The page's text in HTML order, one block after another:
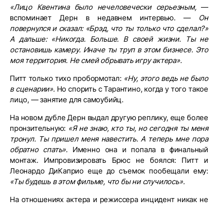
«Лицо Квентина было нечеловечески серьезным,—
вспоминает Дерн в недавнем интервью. — Он
повернулся и сказал: «Брэд, что ты только что сделал?»
А дальше: «Никогда. Больше. В своей жизни. Ты не
остановишь камеру. Иначе ты труп в этом бизнесе. Это
моя территория. Не смей обрывать игру актера».
Питт только тихо пробормотал: «Ну, этого ведь не было
в сценарии». Но спорить с Тарантино, когда у того такое
лицо, — занятие для самоубийц.
На новом дубле Дерн выдал другую реплику, еще более
пронзительную: «Я не знаю, кто ты, но сегодня ты меня
тронул. Ты пришел меня навестить. А теперь мне пора
обратно спать». Именно она и попала в финальный
монтаж. Импровизировать Брюс не боялся: Питт и
Леонардо ДиКаприо еще до съемок пообещали ему:
«Ты будешь в этом фильме, что бы ни случилось».
На отношениях актера и режиссера инцидент никак не